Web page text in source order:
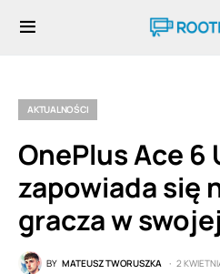
AKTUALNOŚCI
OnePlus Ace 6
zapowiada się
gracza w
BY MATEUSZ TWORUSZKA 2